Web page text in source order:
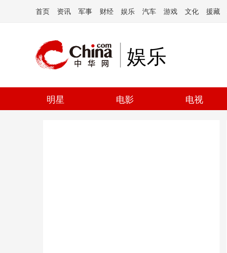
首页 资讯 军事 财经 娱乐 汽车 游戏 文化 援藏
娱乐
明星 电影 电视